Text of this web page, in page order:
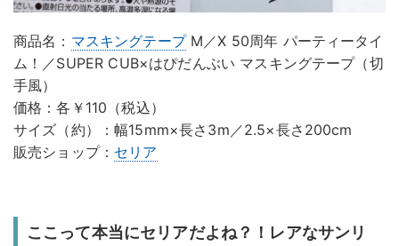
商品名： マスキングテープM／X 50周年 パーティータイ
ム！／SUPER CUB×はぴだんぶい マスキングテープ（切
手風）
価格：各￥110（税込）
サイズ（約）：幅15mm×長さ3m／2.5×長さ200cm
販売ショップ： セリア
ここって本当にセリアだよね？！レアなサンリ